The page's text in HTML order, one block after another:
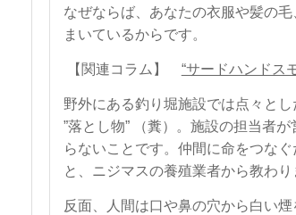
なぜならば、あなたの衣服や髪の
まいているからです。
【関連コラム】 “サードハンドス
野外にある釣り堀施設では点々と
”落とし物” （糞）。 施設の担当者が
らないことです。 仲間に命をつな
と、ニジマスの養殖業者から教わり
反面、人間は口や鼻の穴から白い煙